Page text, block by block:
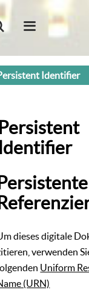
Identifier
Persistent
Identifier
Persistente
dieses digitale
verwenden
Uniform
(URN)